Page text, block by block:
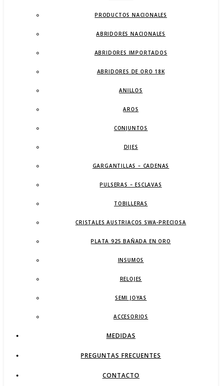
PRODUCTOS NACIONALES
ABRIDORES NACIONALES
ABRIDORES IMPORTADOS
ABRIDORES DE ORO 18K
ANILLOS
AROS
CONJUNTOS
DIJES
GARGANTILLAS – CADENAS
PULSERAS – ESCLAVAS
TOBILLERAS
CRISTALES AUSTRIACOS SWA-PRECIOSA
PLATA 925 BAÑADA EN ORO
INSUMOS
RELOJES
SEMI JOYAS
ACCESORIOS
MEDIDAS
PREGUNTAS FRECUENTES
CONTACTO